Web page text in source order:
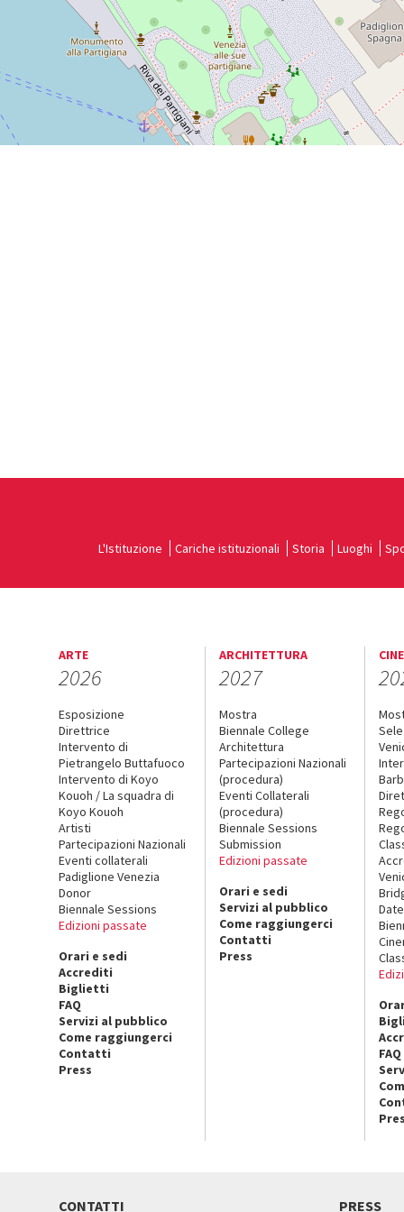
L'Istituzione Cariche istituzionali Storia Luoghi
ARTE
2026
Esposizione
Direttrice
Intervento di
Pietrangelo Buttafuoco
Intervento di Koyo
Kouoh / La squadra di
Koyo Kouoh
Artisti
Partecipazioni Nazionali
Eventi collaterali
Padiglione Venezia
Donor
Biennale Sessions
Edizioni passate
Orari e sedi
Accrediti
Biglietti
FAQ
Servizi al pubblico
Come raggiungerci
Contatti
Press
ARCHITETTURA
2027
Mostra
Biennale College
Architettura
Partecipazioni Nazionali
(procedura)
Eventi Collaterali
(procedura)
Biennale Sessions
Submission
Edizioni passate
Orari e sedi
Servizi al pubblico
Come raggiungerci
Contatti
Press
FAQ
CONTATTI PRESS